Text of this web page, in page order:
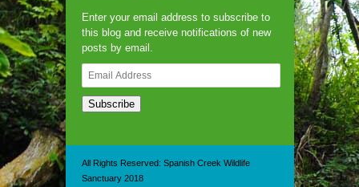
Enter your email address to subscribe to
this blog and receive notifications of new
posts by email.
Email
Address
Subscribe
All Rights Reserved: Spanish Creek Wildlife
Sanctuary 2018